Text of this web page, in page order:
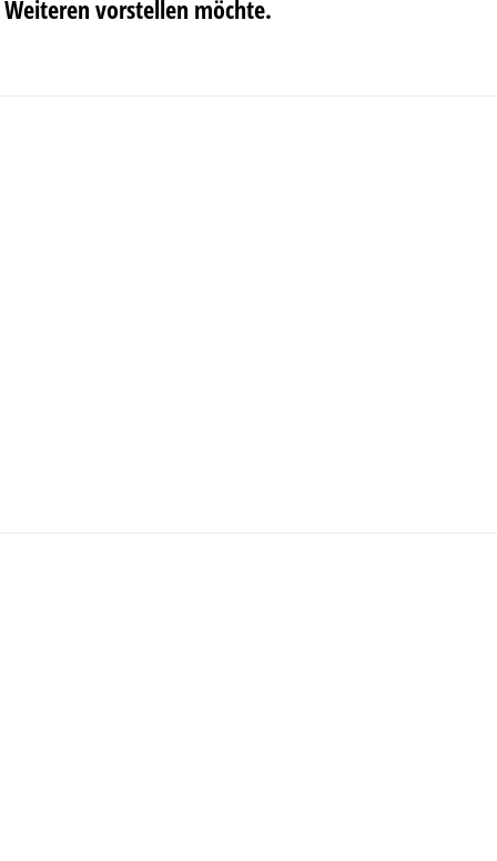
Weiteren vorstellen möchte.